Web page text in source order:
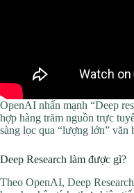
OpenAI nhấn mạnh “Deep
hợp hàng trăm nguồn trực
sàng lọc qua “lượng lớn” văn
Deep Research làm được gì?
Theo OpenAI, Deep